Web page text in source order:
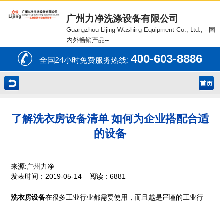
广州力净洗涤设备有限公司
Guangzhou Lijing Washing Equipment Co., Ltd.; --国
内外畅销产品--
全国24小时免费服务热线:400-603-8886
了解洗衣房设备清单 如何为企业搭配合适
的设备
来源:广州力净
发表时间：2019-05-14 阅读：6881
洗衣房设备在很多工业行业都需要使用，而且越是严谨的工业行